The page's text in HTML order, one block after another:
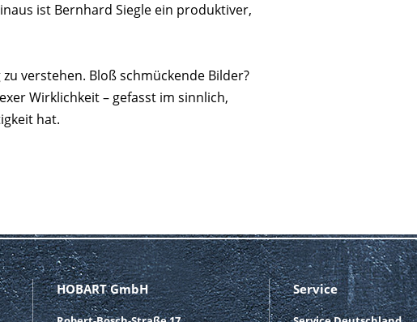
ist Bernhard Siegle ein produktiver,
verstehen. Bloß schmückende Bilder?
Wirklichkeit – gefasst im sinnlich,
hat.
HOBART GmbH Service